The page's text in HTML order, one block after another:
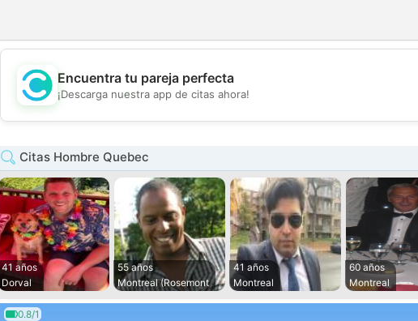
💕
Encuentra tu pareja perfecta
¡Descarga nuestra app de citas ahora!
Citas Hombre Quebec
41 años
Dorval
55 años
Montreal (Rosemont
41 años
Montreal
60 años
Montreal
0.8/1